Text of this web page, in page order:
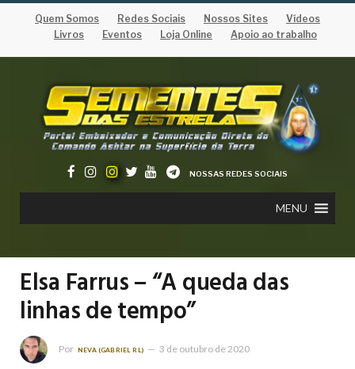
Quem Somos Redes Sociais Nossos Sites
Vídeos
Livros
Eventos Loja Online Apoio ao trabalho
NOSSAS REDES SOCIAIS
MENU
Elsa Farrus – “A queda das
linhas de tempo”
Por NEVA (GABRIEL RL) 3 de outubro de 2020